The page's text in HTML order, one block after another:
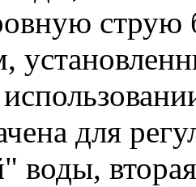
струю
для
воды,